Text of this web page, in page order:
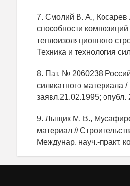
7. Смолий В. А., Косарев
способности композиций
теплоизоляционного
Техника и технология
8. Пат. № 2060238
силикатного материала
заявл.21.02.1995;
9. Лыщик М. В.,
материал //
Междунар. науч.-практ.